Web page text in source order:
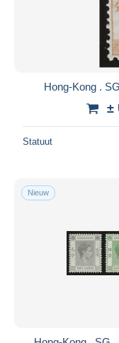
Hong-Kong .
±
Statuut
Nieuw